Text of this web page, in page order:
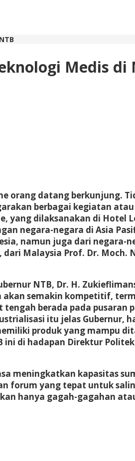
Medis di
orang datang berkunjung.
berbagai kegiatan
yang dilaksanakan di Hotel
negara-negara di Asia
namun juga dari negara-
Malaysia Prof. Dr.
NTB, Dr. H.
semakin kompetitif,
berada pada pusaran
itu jelas Gubernur,
produk yang mampu
di hadapan Direktur
meningkatkan kapasitas
forum yang tepat untuk
hanya gagah-gagahan